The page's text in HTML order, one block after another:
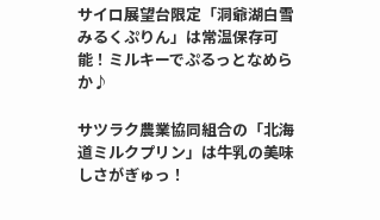
サイロ展望台限定「洞爺湖白雪
みるくぷりん」は常温保存可
能！ミルキーでぷるっとなめら
か♪
サツラク農業協同組合の「北海
道ミルクプリン」は牛乳の美味
しさがぎゅっ！